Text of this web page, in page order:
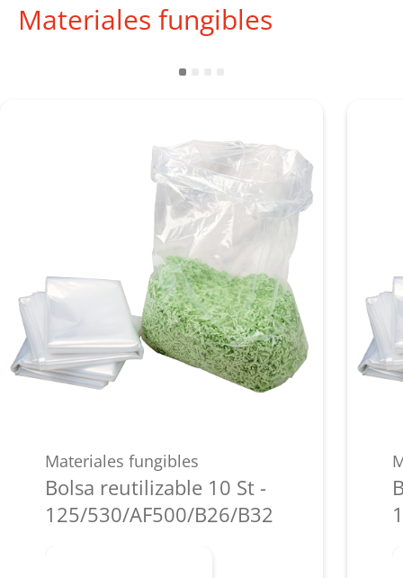
Materiales fungibles
Materiales fungibles
Bolsa reutilizable 10 St -
125/530/AF500/B26/B32